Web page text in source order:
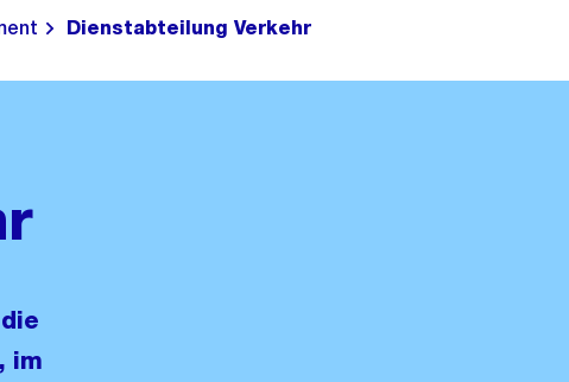
Dienstabteilung Verkehr
im